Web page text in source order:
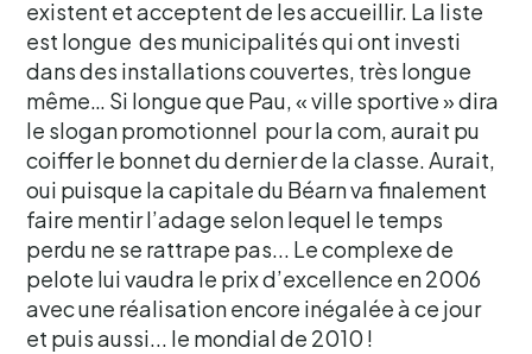
existent et acceptent de les accueillir. La liste
est longue des municipalités qui ont investi
dans des installations couvertes, très longue
même… Si longue que Pau, « ville sportive » dira
le slogan promotionnel pour la com, aurait pu
coiffer le bonnet du dernier de la classe. Aurait,
oui puisque la capitale du Béarn va finalement
faire mentir l’adage selon lequel le temps
perdu ne se rattrape pas... Le complexe de
pelote lui vaudra le prix d’excellence en 2006
avec une réalisation encore inégalée à ce jour
et puis aussi... le mondial de 2010 !